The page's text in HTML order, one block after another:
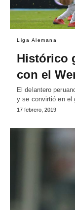
Liga Alemana
Histórico
con el
El delantero
y se convirtió en el
17 febrero, 2019